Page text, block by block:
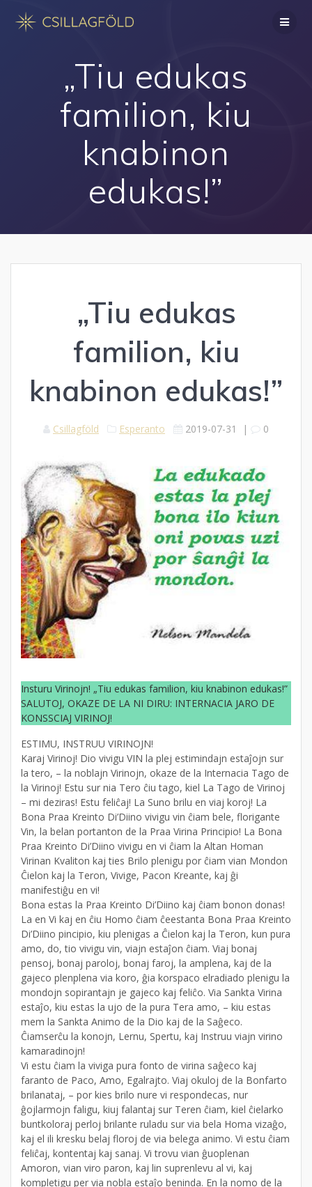
„Tiu edukas
familion, kiu
knabinon
edukas!”
„Tiu edukas
familion, kiu
knabinon edukas!”
Csillagföld Esperanto 2019-07-31 | 0
Insturu Virinojn! „Tiu edukas familion, kiu knabinon edukas!”
SALUTOJ, OKAZE DE LA NI DIRU: INTERNACIA JARO DE
KONSSCIAJ VIRINOJ!
ESTIMU, INSTRUU VIRINOJN!
Karaj Virinoj! Dio vivigu VIN la plej estimindajn estaĵojn sur
la tero, – la noblajn Virinojn, okaze de la Internacia Tago de
la Virinoj! Estu sur nia Tero ĉiu tago, kiel La Tago de Virinoj
– mi deziras! Estu feliĉaj! La Suno brilu en viaj koroj! La
Bona Praa Kreinto Di’Diino vivigu vin ĉiam bele, florigante
Vin, la belan portanton de la Praa Virina Principio! La Bona
Praa Kreinto Di’Diino vivigu en vi ĉiam la Altan Homan
Virinan Kvaliton kaj ties Brilo plenigu por ĉiam vian Mondon
Ĉielon kaj la Teron, Vivige, Pacon Kreante, kaj ĝi
manifestiĝu en vi!
Bona estas la Praa Kreinto Di’Diino kaj ĉiam bonon donas!
La en Vi kaj en ĉiu Homo ĉiam ĉeestanta Bona Praa Kreinto
Di’Diino pincipio, kiu plenigas a Ĉielon kaj la Teron, kun pura
amo, do, tio vivigu vin, viajn estaĵon ĉiam. Viaj bonaj
pensoj, bonaj paroloj, bonaj faroj, la amplena, kaj de la
gajeco plenplena via koro, ĝia korspaco elradiado plenigu la
mondojn sopirantajn je gajeco kaj feliĉo. Via Sankta Virina
estaĵo, kiu estas la ujo de la pura Tera amo, – kiu estas
mem la Sankta Animo de la Dio kaj de la Saĝeco.
Ĉiamserĉu la konojn, Lernu, Spertu, kaj Instruu viajn virino
kamaradinojn!
Vi estu ĉiam la viviga pura fonto de virina saĝeco kaj
faranto de Paco, Amo, Egalrajto. Viaj okuloj de la Bonfarto
brilanataj, – por kies brilo nure vi respondecas, nur
ĝojlarmojn faligu, kiuj falantaj sur Teren ĉiam, kiel ĉielarko
buntkoloraj perloj brilante ruladu sur via bela Homa vizaĝo,
kaj el ili kresku belaj floroj de via belega animo. Vi estu ĉiam
feliĉaj, kontentaj kaj sanaj. Vi trovu vian ĝuoplenan
Amoron, vian viro paron, kaj lin suprenlevu al vi, kaj
kompletigu per via nobla estaĵo beninda. En la nomo de la